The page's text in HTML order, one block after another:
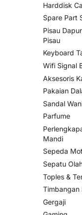
Harddisk
Spare Part
Pisau
Pisau
Keyboard
Wifi Signal
Aksesoris
Pakaian
Sandal
Parfume
Mandi
Sepeda
Sepatu
Toples &
Timbangan
Gergaji